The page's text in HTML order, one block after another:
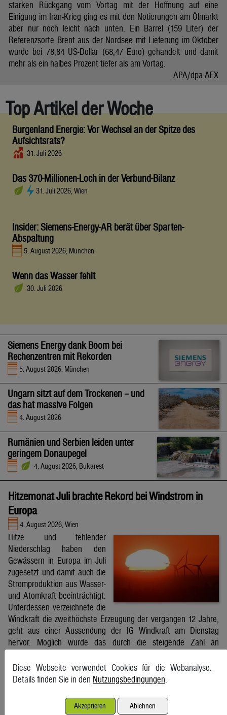
starken Rückgang vom Vortag mit der Hoffnung auf eine
Einigung im Iran-Krieg ging es mit den Notierungen am Ölmarkt
aber nur noch leicht nach unten. Ein Barrel (159 Liter) der
Referenzsorte Brent aus der Nordsee mit Lieferung im Oktober
wurde bei 78,84 US-Dollar (68,47 Euro) gehandelt und damit
mehr als ein halbes Prozent tiefer als am Vortag.
APA/dpa-AFX
Top Artikel der Woche
Burgenland Energie: Vor Wechsel an der Spitze des
Aufsichtsrats?
31. Juli 2026
Das 370-Millionen-Loch in der Verbund-Bilanz
31. Juli 2026, Wien
Insider: Siemens-Energy-AR berät über Sparten-
Abspaltung
5. August 2026, München
Wenn das Wasser fehlt
30. Juli 2026
Siemens Energy dank Boom bei
Rechenzentren mit Rekorden
5. August 2026, München
Ungarn sitzt auf dem Trockenen – und
das hat massive Folgen
4. August 2026
Rumänien und Serbien leiden unter
geringem Donaupegel
4. August 2026, Bukarest
Hitzemonat Juli brachte Rekord bei Windstrom in
Europa
4. August 2026, Wien
Hitze und fehlender
Niederschlag haben den
Gewässern in Europa im Juli
zugesetzt und damit auch die
Stromproduktion aus Wasser-
und Atomkraft beeinträchtigt.
Unterdessen verzeichnete die
Windkraft die zweithöchste Erzeugung der vergangen 12 Jahre,
geht aus einer Aussendung der IG Windkraft am Dienstag
hervor. Möglich wurde das durch die steigende Zahl an
APA
Brent-Ölpreis steigt auf 86,22 US-Dollar
4. August 2026, Wien
Diese Webseite verwendet Cookies für die Webanalyse.
Details finden Sie in den Nutzungsbedingungen.
Akzeptieren Ablehnen